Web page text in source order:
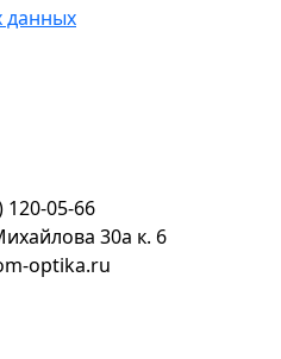
данных
120-05-66
30а к. 6
optika.ru